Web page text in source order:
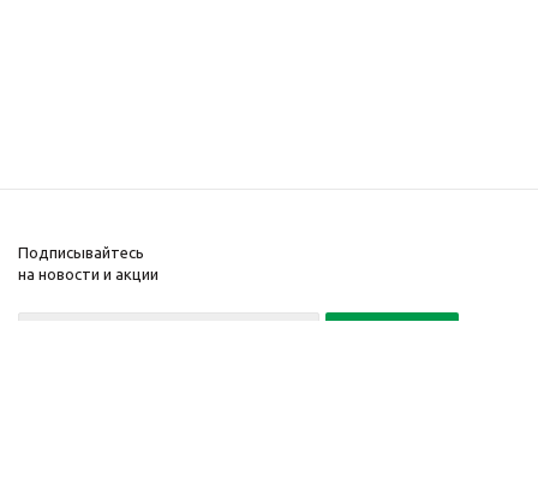
Подписывайтесь
на новости и акции